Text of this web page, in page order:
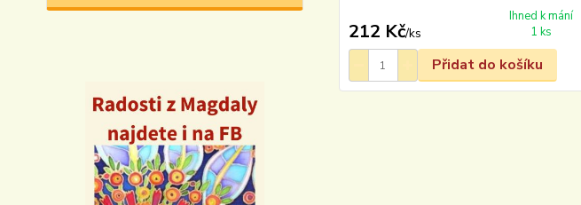
212 Kč/ks
Ihned k mání
1 ks
Přidat do košíku